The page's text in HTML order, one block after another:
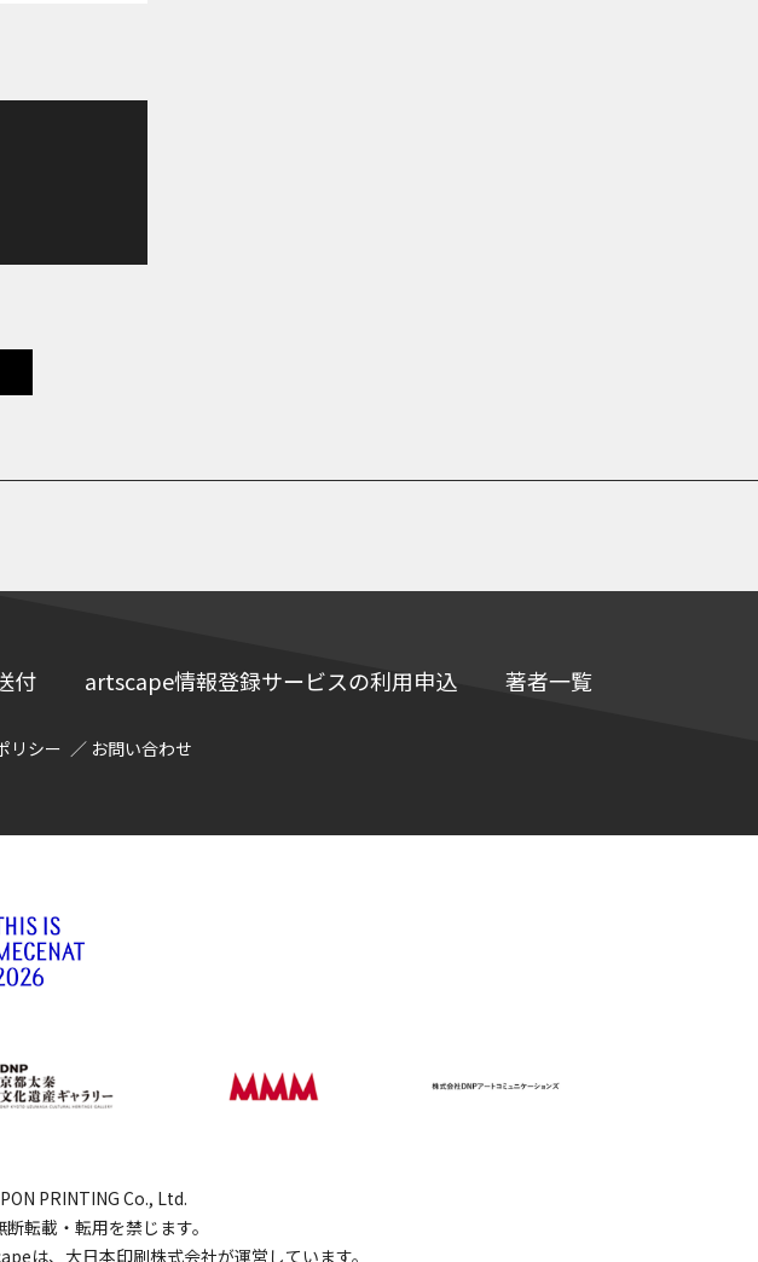
付 artscape情報登録サービスの利用申込 著者一覧
リシー お問い合わせ
PRINTING Co., Ltd.
転載・転用を禁じます。
は、大日本印刷株式会社が運営しています。